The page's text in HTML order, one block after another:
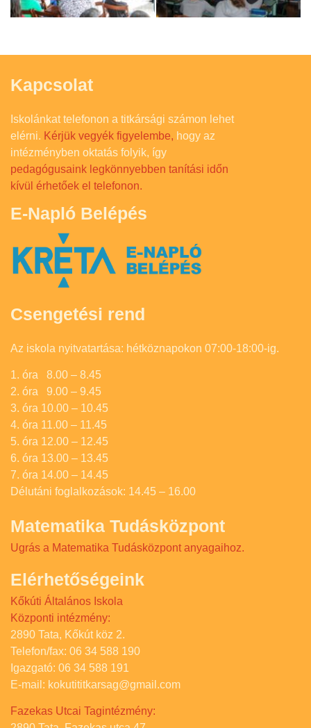
Kapcsolat
Iskolánkat telefonon a titkársági számon lehet
elérni. Kérjük vegyék figyelembe, hogy az
intézményben oktatás folyik, így
pedagógusaink legkönnyebben tanítási időn
kívül érhetőek el telefonon.
E-Napló Belépés
Csengetési rend
Az iskola nyitvatartása: hétköznapokon 07:00-18:00-ig.
1. óra 8.00 – 8.45
2. óra 9.00 – 9.45
3. óra 10.00 – 10.45
4. óra 11.00 – 11.45
5. óra 12.00 – 12.45
6. óra 13.00 – 13.45
7. óra 14.00 – 14.45
Délutáni foglalkozások: 14.45 – 16.00
Matematika Tudásközpont
Ugrás a Matematika Tudásközpont anyagaihoz.
Elérhetőségeink
Kőkúti Általános Iskola
Központi intézmény:
2890 Tata, Kőkút köz 2.
Telefon/fax: 06 34 588 190
Igazgató: 06 34 588 191
E-mail: kokutititkarsag@gmail.com
Fazekas Utcai Tagintézmény: